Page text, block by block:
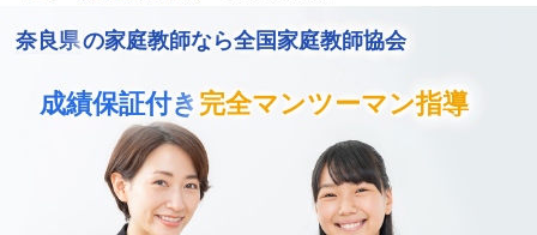
奈良県の家庭教師なら全国家庭教師協会
成績保証付き 完全マンツーマン指導